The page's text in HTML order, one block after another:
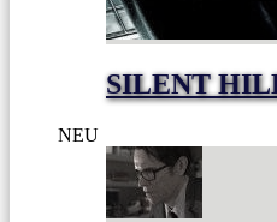
SILENT
NEU